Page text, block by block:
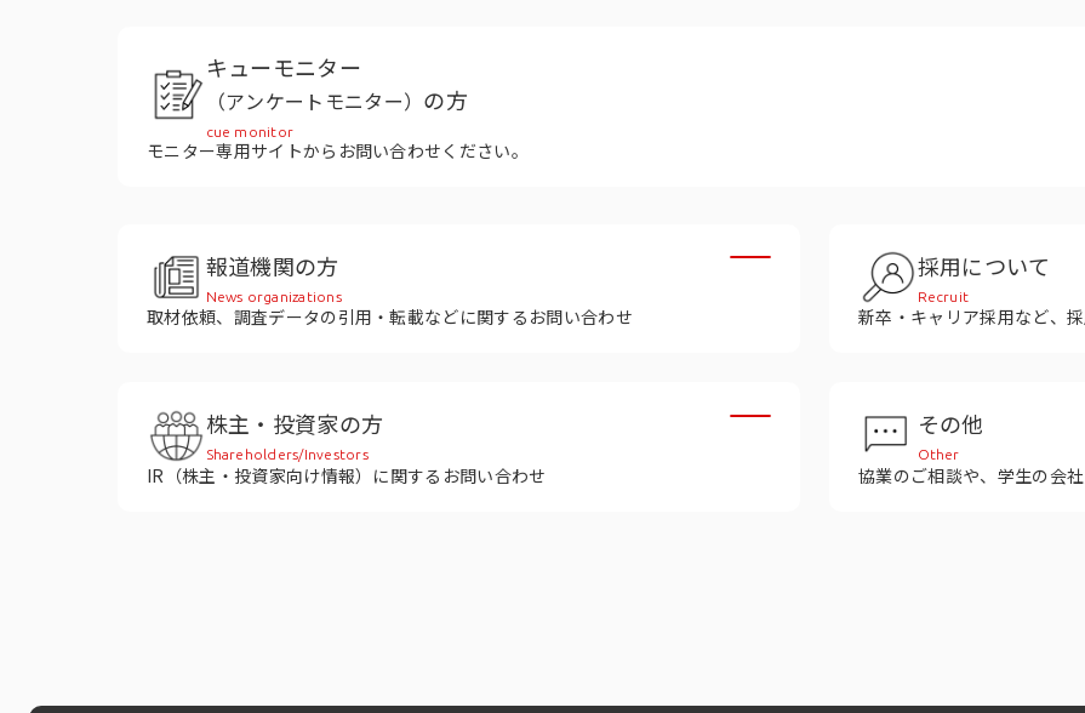
キューモニター
（アンケートモニター） の方
cue monitor
モニター専用サイトからお問い合わせください。
報道機関の方
News organizations
取材依頼、調査データの引用・転載などに関するお問い合わせ
採用について
Recruit
新卒・キャリア採用など、
株主・投資家の方
Shareholders/Investors
IR（株主・投資家向け情報）に関するお問い合わせ
その他
Other
協業のご相談や、学生の会